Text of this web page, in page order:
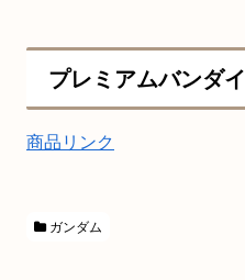
プレミアムバンダイ
商品リンク
ガンダム